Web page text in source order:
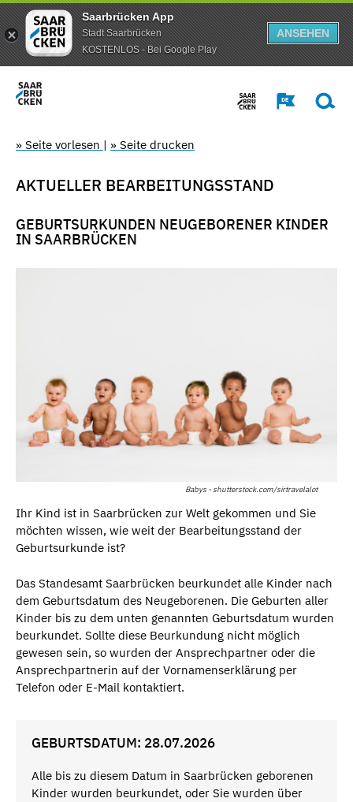
Saarbrücken App
Stadt Saarbrücken
KOSTENLOS - Bei Google Play
ANSEHEN
» Seite vorlesen | » Seite drucken
AKTUELLER BEARBEITUNGSSTAND
GEBURTSURKUNDEN NEUGEBORENER KINDER
IN SAARBRÜCKEN
Babys - shutterstock.com/sirtravelalot
Ihr Kind ist in Saarbrücken zur Welt gekommen und Sie
möchten wissen, wie weit der Bearbeitungsstand der
Geburtsurkunde ist?
Das Standesamt Saarbrücken beurkundet alle Kinder nach
dem Geburtsdatum des Neugeborenen. Die Geburten aller
Kinder bis zu dem unten genannten Geburtsdatum wurden
beurkundet. Sollte diese Beurkundung nicht möglich
gewesen sein, so wurden der Ansprechpartner oder die
Ansprechpartnerin auf der Vornamenserklärung per
Telefon oder E-Mail kontaktiert.
GEBURTSDATUM: 28.07.2026
Alle bis zu diesem Datum in Saarbrücken geborenen
Kinder wurden beurkundet, oder Sie wurden über